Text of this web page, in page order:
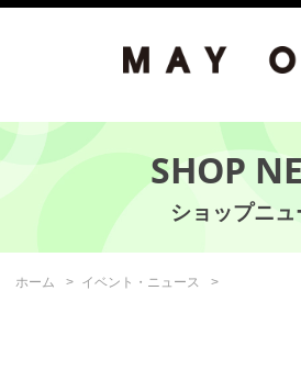
SHOP
ホーム イベント・ニュース